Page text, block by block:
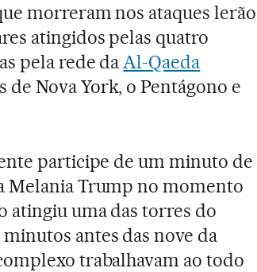
morreram nos ataques lerão
atingidos pelas quatro
pela rede daAl-Qaeda
de Nova York, o Pentágono e
participe de um minuto de
Melania Trump no momento
atingiu uma das torres do
minutos antes das nove da
trabalhavam ao todo